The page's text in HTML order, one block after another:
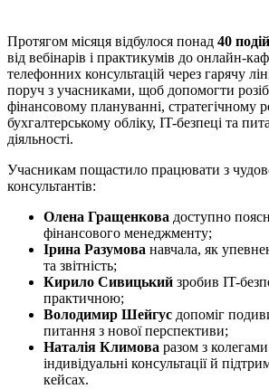
Протягом місяця відбулося понад 40 подій
від вебінарів і практикумів до онлайн-
телефонних консультацій через гарячу
поруч з учасниками, щоб допомогти
фінансовому плануванні, стратегічному
бухгалтерському обліку, IT-безпеці та
діяльності.
Учасникам пощастило працювати з
консультантів:
Олена Гращенкова доступно
фінансового менеджменту;
Ірина Разумова навчала, як
та звітність;
Кирило Сивицький зробив IT-
практичною;
Володимир Шейгус допоміг
питання з нової перспективи;
Наталія Климова разом з
індивідуальні консультації й
кейсах.